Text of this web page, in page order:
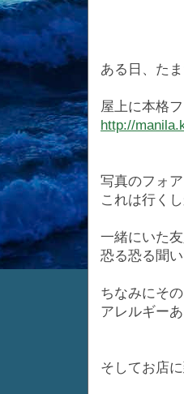
ある日、た
屋上に本格
http://
写真のフォ
これは行く
一緒にいた
恐る恐る聞
ちなみにそ
アレルギー
そしてお店に